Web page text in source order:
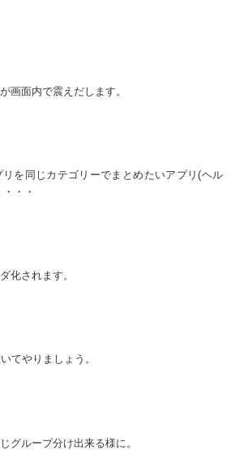
画面内で震えだします。
を同じカテゴリーでまとめたいアプリ(ヘル
・・
化されます。
てやりましょう。
グループ分け出来る様に。